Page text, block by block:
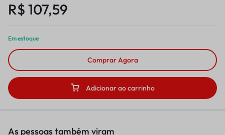
R$ 107,59
Em estoque
Adicionar ao carrinho
Comprar Agora
As pessoas também viram